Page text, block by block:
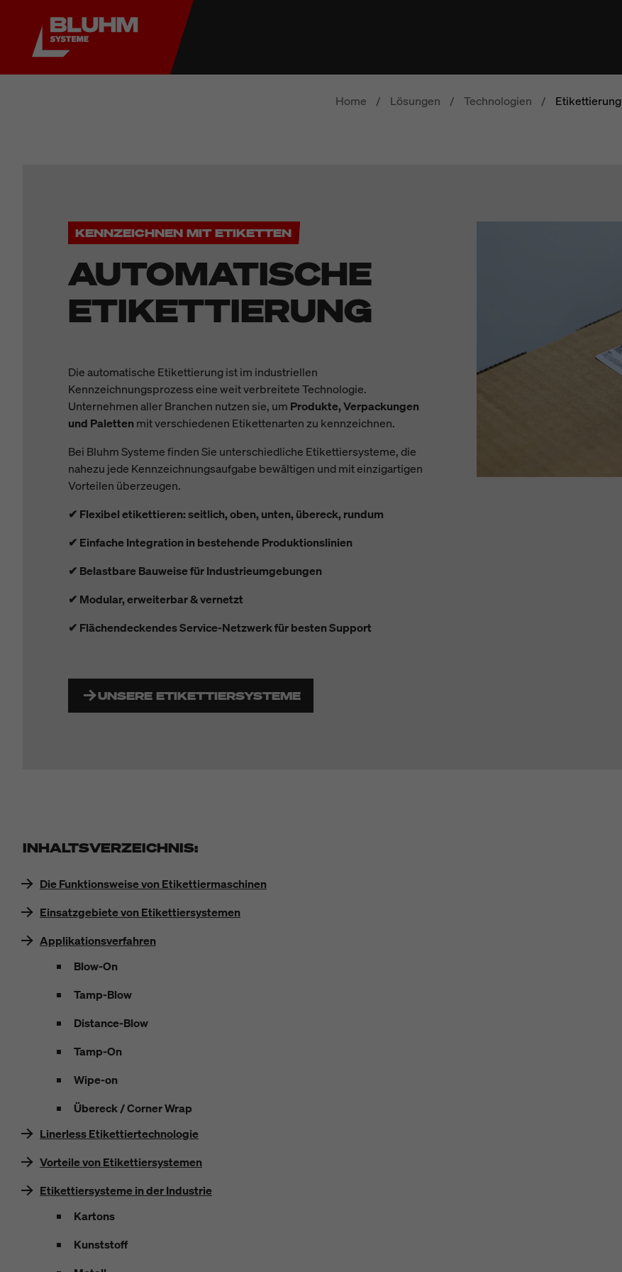
Home / Lösungen / Technologien / Etikettierung
KENNZEICHNEN MIT ETIKETTEN
AUTOMATISCHE
ETIKETTIERUNG
Die automatische Etikettierung ist im industriellen
Kennzeichnungsprozess eine weit verbreitete Technologie.
Unternehmen aller Branchen nutzen sie, um Produkte, Verpackungen
und Paletten mit verschiedenen Etikettenarten zu kennzeichnen.
Bei Bluhm Systeme finden Sie unterschiedliche Etikettiersysteme, die
nahezu jede Kennzeichnungsaufgabe bewältigen und mit einzigartigen
Vorteilen überzeugen.
✔ Flexibel etikettieren: seitlich, oben, unten, übereck, rundum
✔ Einfache Integration in bestehende Produktionslinien
✔ Belastbare Bauweise für Industrieumgebungen
✔ Modular, erweiterbar & vernetzt
✔ Flächendeckendes Service-Netzwerk für besten Support
UNSERE ETIKETTIERSYSTEME
INHALTSVERZEICHNIS:
Die Funktionsweise von Etikettiermaschinen
Einsatzgebiete von Etikettiersystemen
Applikationsverfahren
Blow-On
Tamp-Blow
Distance-Blow
Tamp-On
Wipe-on
Übereck / Corner Wrap
Linerless Etikettiertechnologie
Vorteile von Etikettiersystemen
Etikettiersysteme in der Industrie
Kartons
Kunststoff